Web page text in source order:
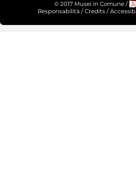
© 2017 Musei in Comune /
Responsabilità / Credits /